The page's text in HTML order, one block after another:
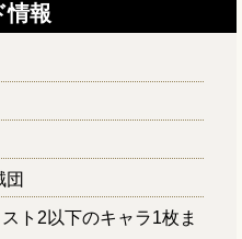
情報
団
ト2以下のキャラ1枚ま